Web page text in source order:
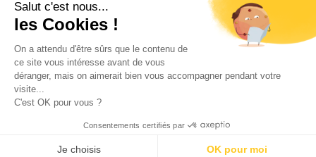
AEF info
Novethic
PRODURABLE
Inclusiv Day
Données personnelles Mentions légales 2025-2026 Tout droits réservés
Salut c'est nous...
les Cookies !
On a attendu d'être sûrs que le contenu de
ce site vous intéresse avant de vous
déranger, mais on aimerait bien vous accompagner pendant votre
visite...
C'est OK pour vous ?
Consentements certifiés par
Je choisis OK pour moi